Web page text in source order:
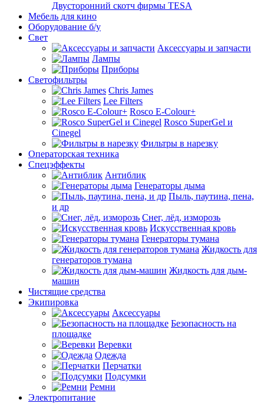
Двусторонний скотч фирмы TESA
Мебель для кино
Оборудование б/у
Свет
Аксессуары и запчасти
Лампы
Приборы
Светофильтры
Chris James
Lee Filters
Rosco E-Colour+
Rosco SuperGel и
Cinegel
Фильтры в нарезку
Операторская техника
Спецэффекты
Антиблик
Генераторы дыма
Пыль, паутина, пена,
и др
Снег, лёд, изморозь
Искусственная кровь
Генераторы тумана
Жидкость для
генераторов тумана
Жидкость для дым-
машин
Чистящие средства
Экипировка
Аксессуары
Безопасность на
площадке
Веревки
Одежда
Перчатки
Подсумки
Ремни
Электропитание